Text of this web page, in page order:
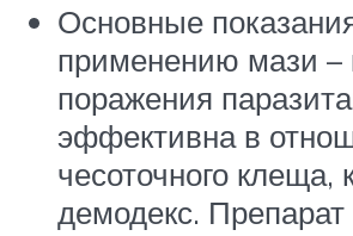
Основные
применению мази –
поражения
эффективна в
чесоточного клеща,
демодекс.